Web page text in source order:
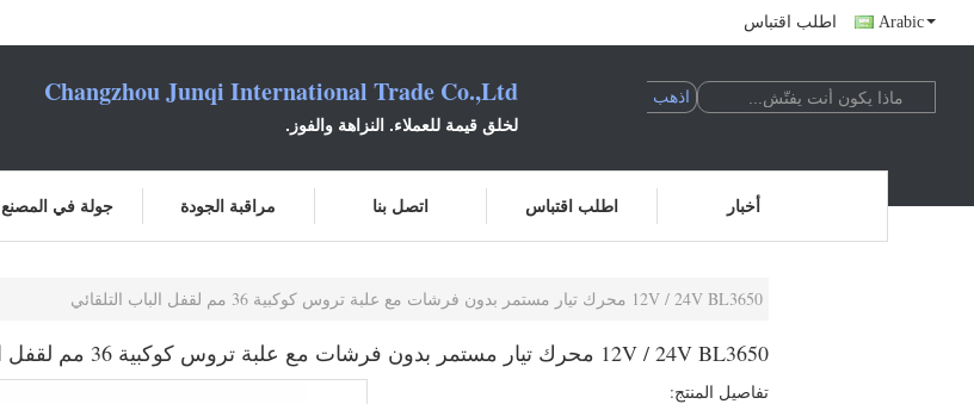
اطلب اقتباس Arabic
Changzhou Junqi International Trade Co.,Ltd
لخلق قيمة للعملاء. النزاهة والفوز.
جولة في المصنع مراقبة الجودة اتصل بنا اطلب اقتباس أخبار
12V / 24V BL3650 محرك تيار مستمر بدون فرشات مع علبة تروس كوكبية 36 مم لقفل الباب التلقائي
12V / 24V BL3650 محرك تيار مستمر بدون فرشات مع علبة تروس كوكبية 36 مم لقفل الباب التلقائي
تفاصيل المنتج: